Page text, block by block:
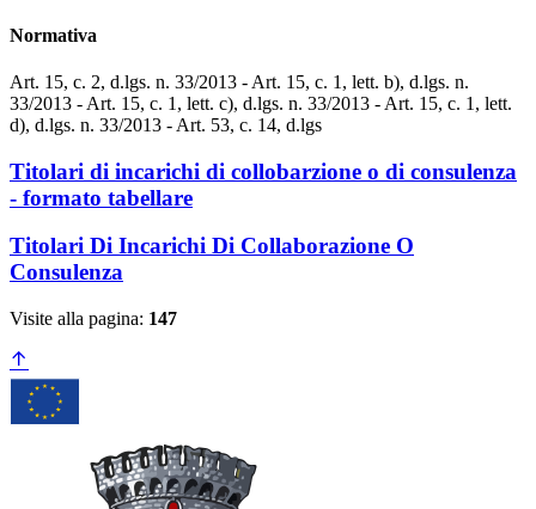
Normativa
Art. 15, c. 2, d.lgs. n. 33/2013 - Art. 15, c. 1, lett. b), d.lgs. n.
33/2013 - Art. 15, c. 1, lett. c), d.lgs. n. 33/2013 - Art. 15, c. 1, lett.
d), d.lgs. n. 33/2013 - Art. 53, c. 14, d.lgs
Titolari di incarichi di collobarzione o di consulenza
- formato tabellare
Titolari Di Incarichi Di Collaborazione O
Consulenza
Visite alla pagina: 147